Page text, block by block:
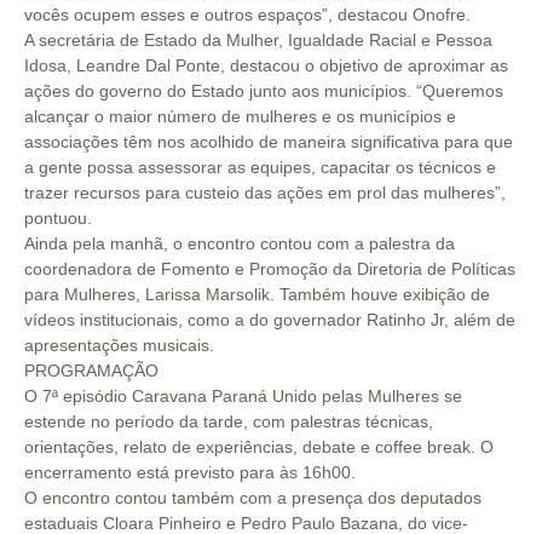
vocês ocupem esses e outros espaços”, destacou Onofre.
A secretária de Estado da Mulher, Igualdade Racial e Pessoa
Idosa, Leandre Dal Ponte, destacou o objetivo de aproximar as
ações do governo do Estado junto aos municípios. “Queremos
alcançar o maior número de mulheres e os municípios e
associações têm nos acolhido de maneira significativa para que
a gente possa assessorar as equipes, capacitar os técnicos e
trazer recursos para custeio das ações em prol das mulheres”,
pontuou.
Ainda pela manhã, o encontro contou com a palestra da
coordenadora de Fomento e Promoção da Diretoria de Políticas
para Mulheres, Larissa Marsolik. Também houve exibição de
vídeos institucionais, como a do governador Ratinho Jr, além de
apresentações musicais.
PROGRAMAÇÃO
O 7ª episódio Caravana Paraná Unido pelas Mulheres se
estende no período da tarde, com palestras técnicas,
orientações, relato de experiências, debate e coffee break. O
encerramento está previsto para às 16h00.
O encontro contou também com a presença dos deputados
estaduais Cloara Pinheiro e Pedro Paulo Bazana, do vice-